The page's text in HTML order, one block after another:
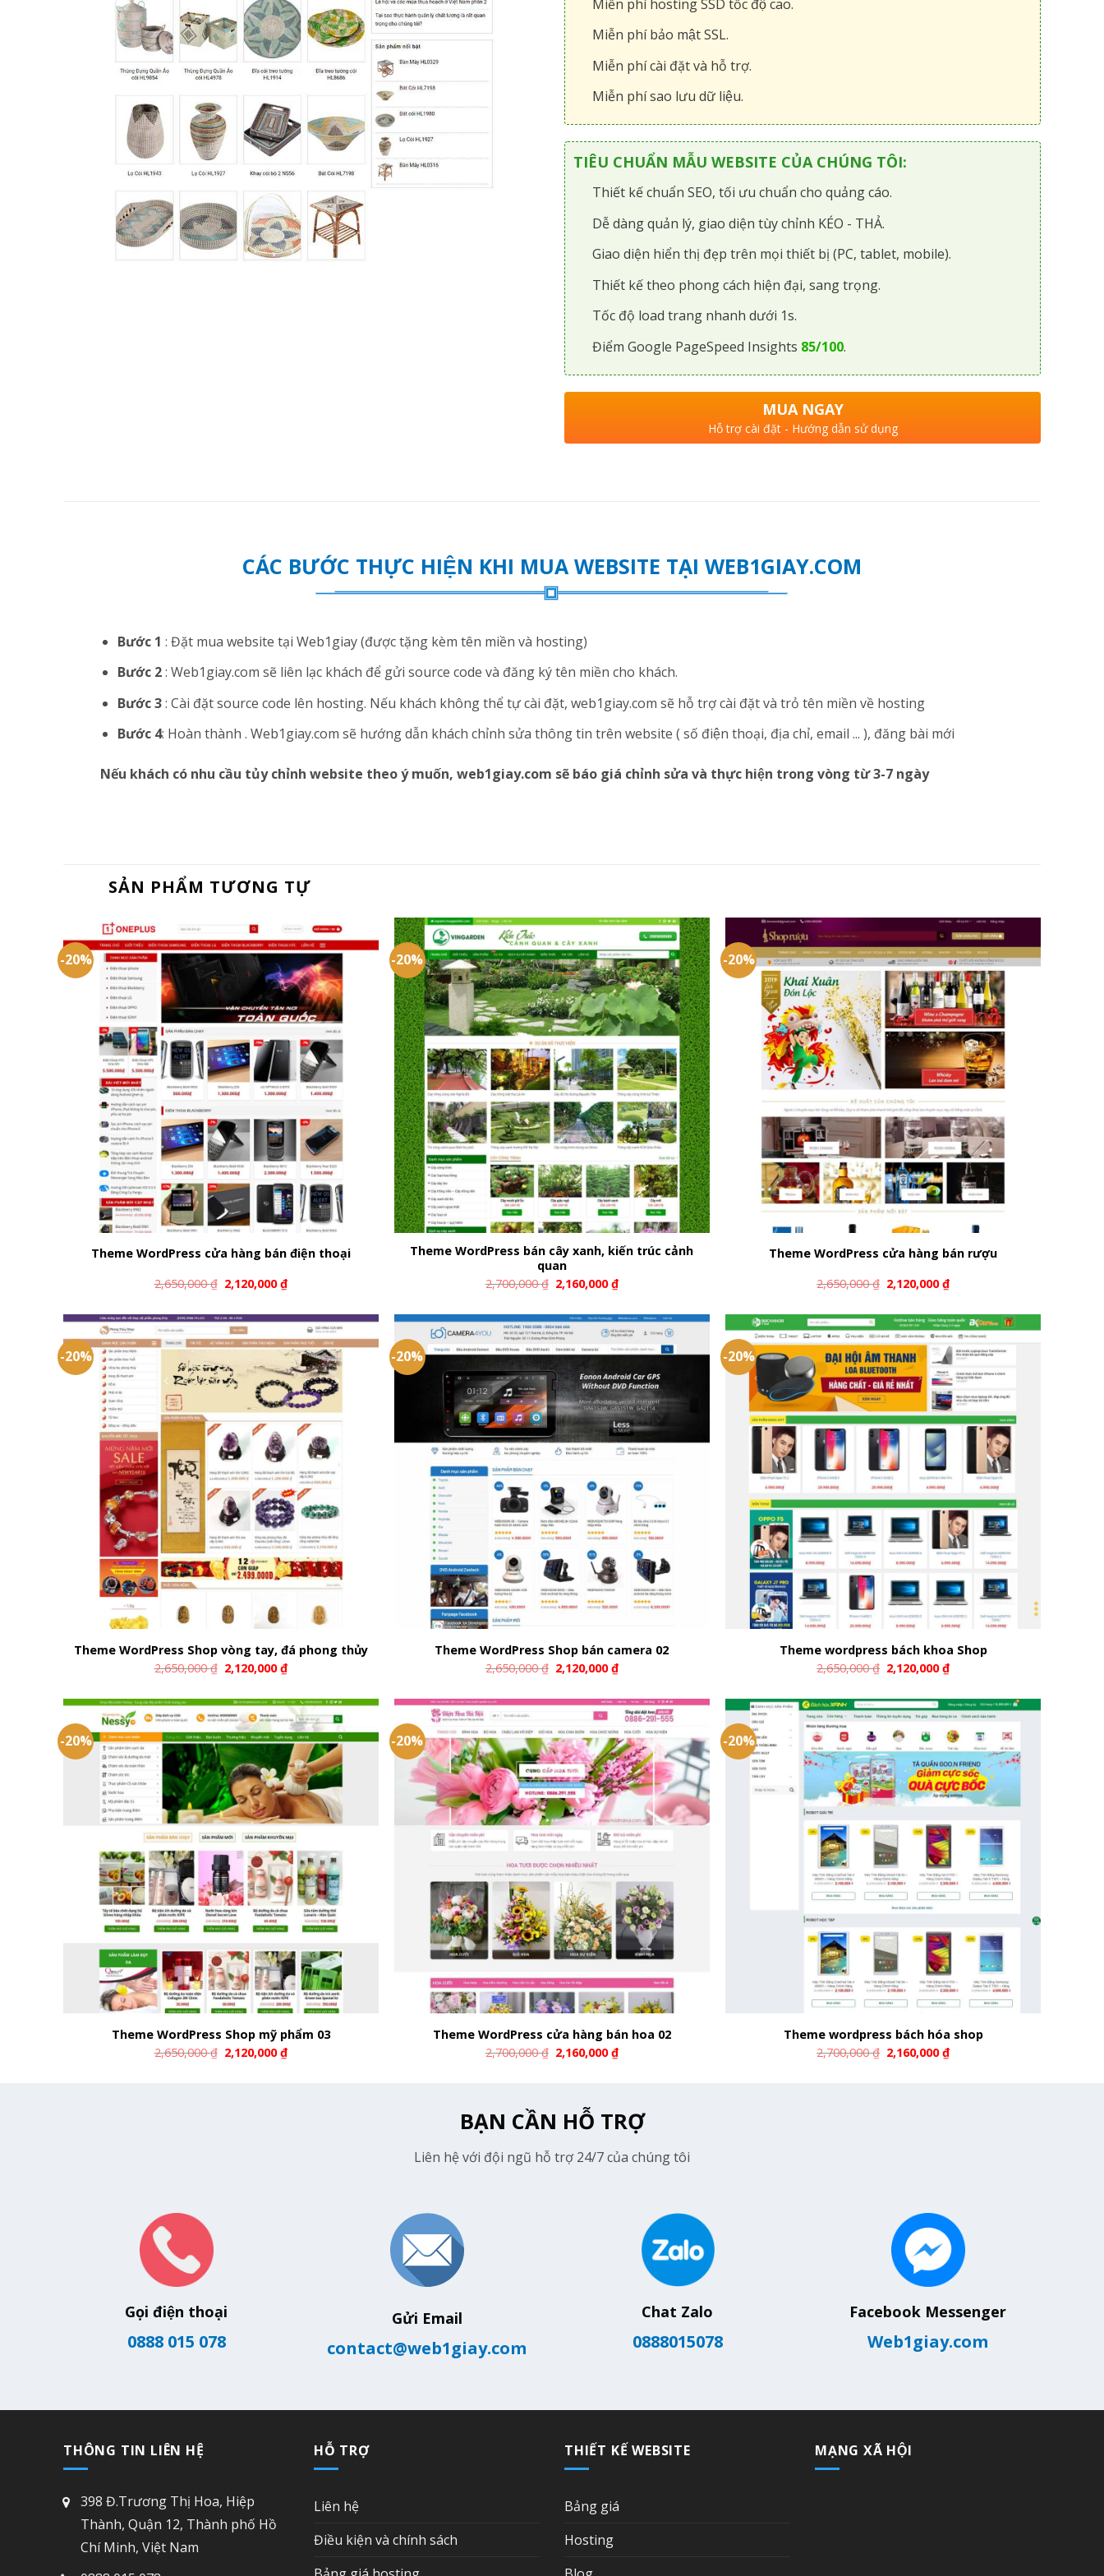
Miễn phí hosting SSD tốc độ cao.
Miễn phí bảo mật SSL.
Miễn phí cài đặt và hỗ trợ.
Miễn phí sao lưu dữ liệu.
TIÊU CHUẨN MẪU WEBSITE CỦA CHÚNG TÔI:
Thiết kế chuẩn SEO, tối ưu chuẩn cho quảng cáo.
Dễ dàng quản lý, giao diện tùy chỉnh KÉO - THẢ.
Giao diện hiển thị đẹp trên mọi thiết bị (PC, tablet, mobile).
Thiết kế theo phong cách hiện đại, sang trọng.
Tốc độ load trang nhanh dưới 1s.
Điểm Google PageSpeed Insights 85/100.
MUA NGAY
Hỗ trợ cài đặt - Hướng dẫn sử dụng
CÁC BƯỚC THỰC HIỆN KHI MUA WEBSITE TẠI WEB1GIAY.COM
Bước 1 : Đặt mua website tại Web1giay (được tặng kèm tên miền và hosting)
Bước 2: Web1giay.com sẽ liên lạc khách để gửi source code và đăng ký tên miền cho khách.
Bước 3: Cài đặt source code lên hosting. Nếu khách không thể tự cài đặt, web1giay.com sẽ hỗ trợ cài đặt và trỏ tên miền về hosting
Bước 4: Hoàn thành . Web1giay.com sẽ hướng dẫn khách chỉnh sửa thông tin trên website ( số điện thoại, địa chỉ, email ... ), đăng bài mới
Nếu khách có nhu cầu tủy chỉnh website theo ý muốn, web1giay.com sẽ báo giá chỉnh sửa và thực hiện trong vòng từ 3-7 ngày
SẢN PHẨM TƯƠNG TỰ
-20%
Theme WordPress cửa hàng bán điện thoại
2,650,000₫ 2,120,000₫
-20%
Theme WordPress bán cây xanh, kiến trúc cảnh
quan
2,700,000₫ 2,160,000₫
-20%
Theme WordPress cửa hàng bán rượu
2,650,000₫ 2,120,000₫
-20%
Theme WordPress Shop vòng tay, đá phong thủy
2,650,000₫ 2,120,000₫
-20%
Theme WordPress Shop bán camera 02
2,650,000₫ 2,120,000₫
-20%
Theme wordpress bách khoa Shop
2,650,000₫ 2,120,000₫
-20%
Theme WordPress Shop mỹ phẩm 03
2,650,000₫ 2,120,000₫
-20%
Theme WordPress cửa hàng bán hoa 02
2,700,000₫ 2,160,000₫
-20%
Theme wordpress bách hóa shop
2,700,000₫ 2,160,000₫
BẠN CẦN HỖ TRỢ
Liên hệ với đội ngũ hỗ trợ 24/7 của chúng tôi
Gọi điện thoại
0888 015 078
Gửi Email
contact@web1giay.com
Chat Zalo
0888015078
Facebook Messenger
Web1giay.com
THÔNG TIN LIÊN HỆ
398 Đ.Trương Thị Hoa, Hiệp
Thành, Quận 12, Thành phố Hồ
Chí Minh, Việt Nam
HỖ TRỢ
Liên hệ
Điều kiện và chính sách
THIẾT KẾ WEBSITE
Bảng giá
Hosting
MẠNG XÃ HỘI